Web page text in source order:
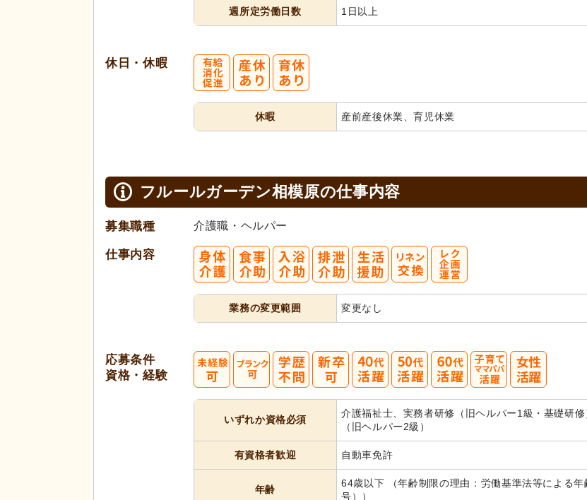
週所定労働日数 1日以上
休日・休暇
休暇 産前産後休業、育児休業
フルールガーデン相模原の仕事内容
募集職種 介護職・ヘルパー
仕事内容
業務の変更範囲 変更なし
応募条件
資格・経験
いずれか資格必須
介護福祉士、実務者研修（旧ヘルパー1級・基礎研
（旧ヘルパー2級）
有資格者歓迎 自動車免許
年齢
64歳以下 （年齢制限の理由：労働基準法等による年
号））